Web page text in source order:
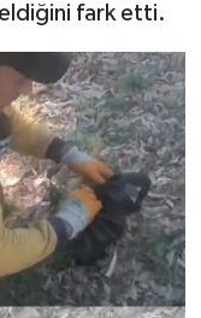
fark etti.